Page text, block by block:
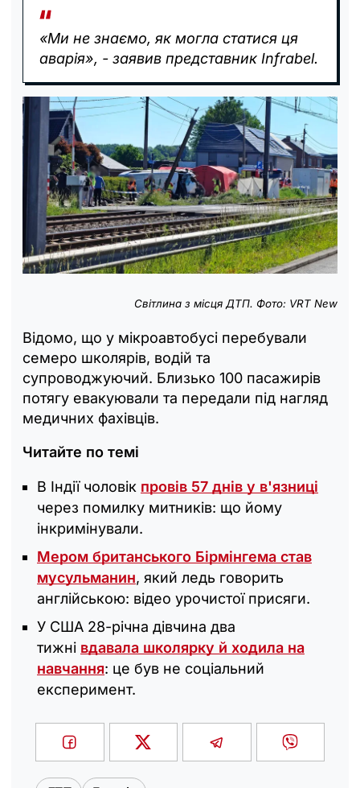
«Ми не знаємо, як могла статися ця
аварія», - заявив представник Infrabel.
Світлина з місця ДТП. Фото: VRT New
Відомо, що у мікроавтобусі перебували
семеро школярів, водій та
супроводжуючий. Близько 100 пасажирів
потягу евакуювали та передали під нагляд
медичних фахівців.
Читайте по темі
В Індії чоловік провів 57 днів у в'язниці
через помилку митників: що йому
інкримінували.
Мером британського Бірмінгема став
мусульманин, який ледь говорить
англійською: відео урочистої присяги.
У США 28-річна дівчина два
тижні вдавала школярку й ходила на
навчання: це був не соціальний
експеримент.